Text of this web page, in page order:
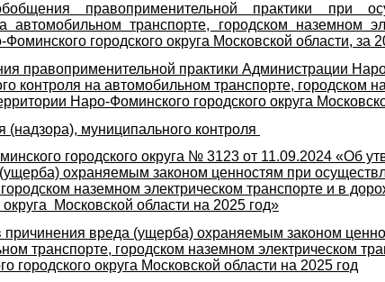
правоприменительной практики при
автомобильном транспорте, городском наземном
городского округа Московской области, за
правоприменительной практики Администрации
контроля на автомобильном транспорте, городском
Наро-Фоминского городского округа
(надзора), муниципального контроля
городского округа № 3123 от 11.09.2024 «Об
охраняемым законом ценностям при
наземном электрическом транспорте и в
Московской области на 2025 год»
вреда (ущерба) охраняемым законом
транспорте, городском наземном электрическом
городского округа Московской области на 2025 год